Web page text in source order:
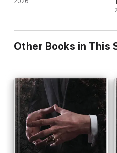
2026
Other Books in This